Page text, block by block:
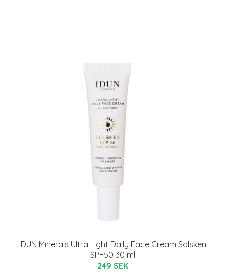
IDUN Minerals Ultra Light Daily Face Cream Solsken
SPF50 30 ml
249 SEK